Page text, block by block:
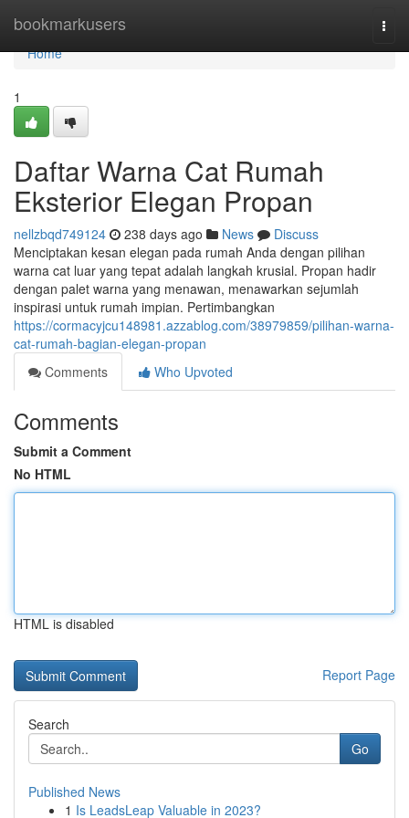
bookmarkusers
Home
Home
1
Daftar Warna Cat Rumah
Eksterior Elegan Propan
nellzbqd749124 238 days ago News
Discuss
Menciptakan kesan elegan pada rumah Anda dengan pilihan
warna cat luar yang tepat adalah langkah krusial. Propan hadir
dengan palet warna yang menawan, menawarkan sejumlah
inspirasi untuk rumah impian. Pertimbangkan
https://cormacyjcu148981.azzablog.com/38979859/pilihan-warna-
cat-rumah-bagian-elegan-propan
Comments
Who Upvoted
Comments
Submit a Comment
No HTML
HTML is disabled
Report Page
Search
Go
Published News
1 Is LeadsLeap Valuable in 2023?